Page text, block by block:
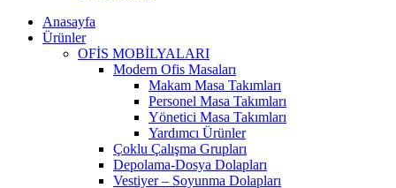
Anasayfa
Ürünler
OFİS MOBİLYALARI
Modern Ofis Masaları
Makam Masa Takımları
Personel Masa Takımları
Yönetici Masa Takımları
Yardımcı Ürünler
Çoklu Çalışma Grupları
Depolama-Dosya Dolapları
Vestiyer – Soyunma Dolapları